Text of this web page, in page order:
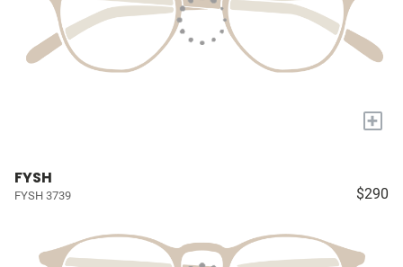
+
FYSH
FYSH 3739 $290